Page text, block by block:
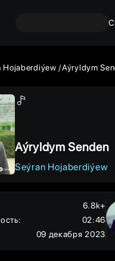
Hojaberdiýew Aýryldym
Aýryldym Senden
Seýran Hojaberdiýew
6.8k+
:
02:46
09 декабря 2023